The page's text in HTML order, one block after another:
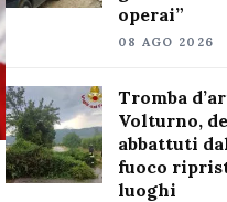
operai”
08 AGO 2026
Tromba
Volturno,
abbattuti
fuoco
luoghi